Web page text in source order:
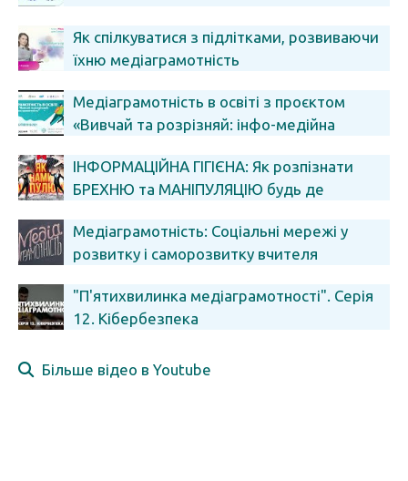
Як спілкуватися з підлітками, розвиваючи
їхню медіаграмотність
Медіаграмотність в освіті з проєктом
«Вивчай та розрізняй: інфо-медійна
ІНФОРМАЦІЙНА ГІГІЄНА: Як розпізнати
БРЕХНЮ та МАНІПУЛЯЦІЮ будь де
Медіаграмотність: Соціальні мережі у
розвитку і саморозвитку вчителя
"П'ятихвилинка медіаграмотності". Серія
12. Кібербезпека
Більше відео в Youtube